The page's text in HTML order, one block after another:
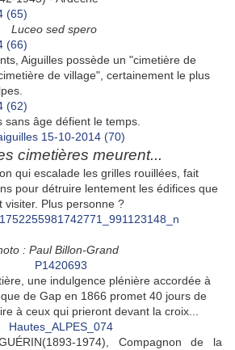
Luceo sed spero
Aiguilles possède un "cimetière de
de village", certainement le plus
sans âge défient le temps.
cimetières meurent...
qui escalade les grilles rouillées, fait
pour détruire lentement les édifices que
visiter. Plus personne ?
: Paul Billon-Grand
une indulgence plénière accordée à
de Gap en 1866 promet 40 jours de
à ceux qui prieront devant la croix...
(1893-1974),
Compagnon de la